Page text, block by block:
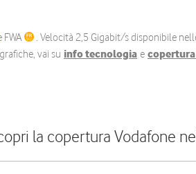
FWA . Velocità 2,5 Gigabit/s disponibile
vai su info tecnologia e
la copertura Vodafone